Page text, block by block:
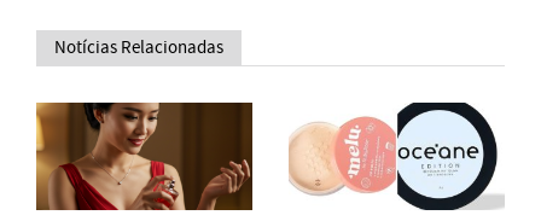
Notícias Relacionadas